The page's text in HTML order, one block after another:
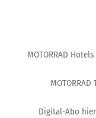
MOTORRAD Hotels
Digital-Abo